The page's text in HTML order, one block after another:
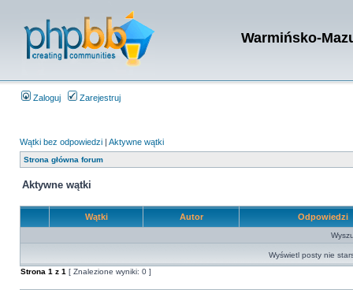
Warmińsko-
Zaloguj Zarejestruj
Wątki bez odpowiedzi | Aktywne wątki
Strona główna forum
Aktywne wątki
Wątki Autor Odpowiedzi
Wyświetl posty nie
Strona 1 z 1 [ Znalezione wyniki: 0 ]